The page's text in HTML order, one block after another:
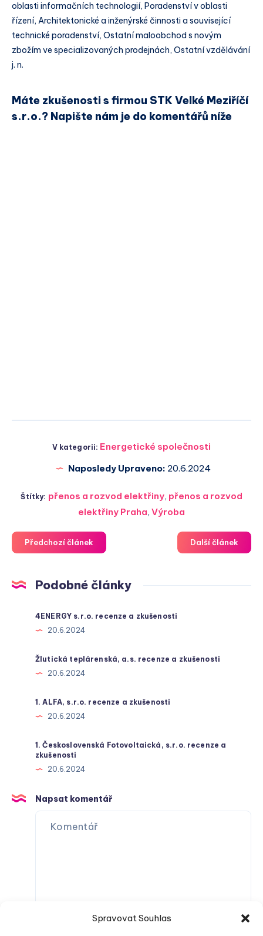
Spravovat Souhlas
oblasti informačních technologií, Poradenství v oblasti
řízení, Architektonické a inženýrské činnosti a související
technické poradenství, Ostatní maloobchod s novým
zbožím ve specializovaných prodejnách, Ostatní vzdělávání
j. n.
Máte zkušenosti s firmou STK Velké Meziříčí
s.r.o.? Napište nám je do komentářů níže
V kategorii: Energetické společnosti
Naposledy Upraveno: 20.6.2024
Štítky: přenos a rozvod elektřiny, přenos a rozvod
elektřiny Praha, Výroba
Předchozí článek Další článek
Podobné články
4ENERGY s.r.o. recenze a zkušenosti
20.6.2024
Žlutická teplárenská, a.s. recenze a zkušenosti
20.6.2024
1. ALFA, s.r.o. recenze a zkušenosti
20.6.2024
1. Československá Fotovoltaická, s.r.o. recenze a
zkušenosti
20.6.2024
Napsat komentář